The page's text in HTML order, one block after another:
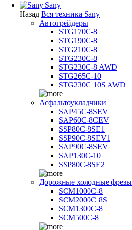
Sany
Назад Вся техника Sany
Автогрейдеры
STG170C-8
STG190C-8
STG210C-8
STG230C-8
STG230C-8 AWD
STG265C-10
STG230C-10S AWD
Асфальтоукладчики
SAP45С-8SEV
SAP60C-8CEV
SSP80C-8SE1
SSP90C-8SEV1
SAP90C-8SEV
SAP130C-10
SSP80C-8SE2
Дорожные холодные фрезы
SCM1000C-8
SCM2000C-8S
SCM1300C-8
SCM500C-8